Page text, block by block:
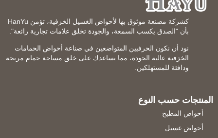
كشركة مصنعة موثوق بها لأحواض الغسيل الخزفية، تؤمن HanYu
بأن "الصدق يكسب السمعة، والجودة تخلق علامات تجارية رائعة".
نود أن نكون الحرفيين المتواضعين في صناعة أحواض الحمامات
الخزفية عالية الجودة، مما يساعدك على خلق مساحة حمام مريحة
ودافئة للمستهلكين.
المنتجات حسب النوع
أحواض المطبخ
أحواض غسيل